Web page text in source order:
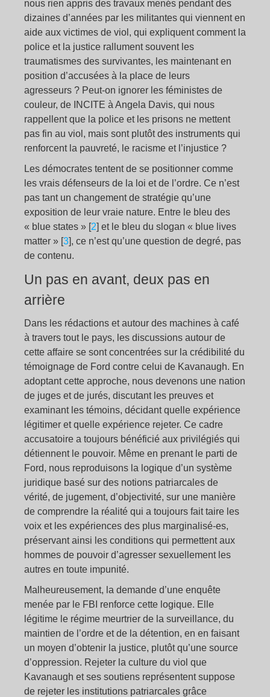
nous rien appris des travaux menés pendant des
dizaines d’années par les militantes qui viennent en
aide aux victimes de viol, qui expliquent comment la
police et la justice rallument souvent les
traumatismes des survivantes, les maintenant en
position d’accusées à la place de leurs
agresseurs ? Peut-on ignorer les féministes de
couleur, de INCITE à Angela Davis, qui nous
rappellent que la police et les prisons ne mettent
pas fin au viol, mais sont plutôt des instruments qui
renforcent la pauvreté, le racisme et l’injustice ?
Les démocrates tentent de se positionner comme
les vrais défenseurs de la loi et de l’ordre. Ce n’est
pas tant un changement de stratégie qu’une
exposition de leur vraie nature. Entre le bleu des
« blue states » [2] et le bleu du slogan « blue lives
matter » [3], ce n’est qu’une question de degré, pas
de contenu.
Un pas en avant, deux pas en
arrière
Dans les rédactions et autour des machines à café
à travers tout le pays, les discussions autour de
cette affaire se sont concentrées sur la crédibilité du
témoignage de Ford contre celui de Kavanaugh. En
adoptant cette approche, nous devenons une nation
de juges et de jurés, discutant les preuves et
examinant les témoins, décidant quelle expérience
légitimer et quelle expérience rejeter. Ce cadre
accusatoire a toujours bénéficié aux privilégiés qui
détiennent le pouvoir. Même en prenant le parti de
Ford, nous reproduisons la logique d’un système
juridique basé sur des notions patriarcales de
vérité, de jugement, d’objectivité, sur une manière
de comprendre la réalité qui a toujours fait taire les
voix et les expériences des plus marginalisé-es,
préservant ainsi les conditions qui permettent aux
hommes de pouvoir d’agresser sexuellement les
autres en toute impunité.
Malheureusement, la demande d’une enquête
menée par le FBI renforce cette logique. Elle
légitime le régime meurtrier de la surveillance, du
maintien de l’ordre et de la détention, en en faisant
un moyen d’obtenir la justice, plutôt qu’une source
d’oppression. Rejeter la culture du viol que
Kavanaugh et ses soutiens représentent suppose
de rejeter les institutions patriarcales grâce